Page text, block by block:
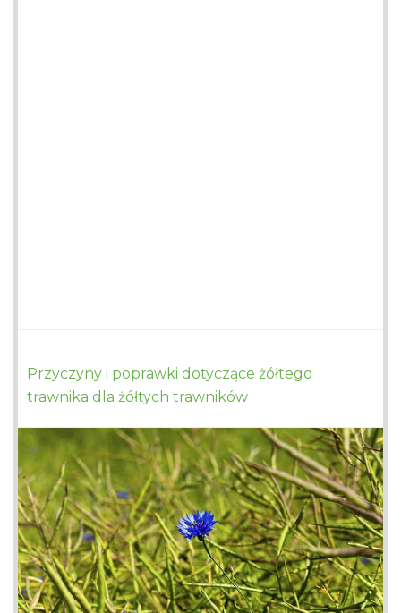
Przyczyny i poprawki dotyczące żółtego
trawnika dla żółtych trawników